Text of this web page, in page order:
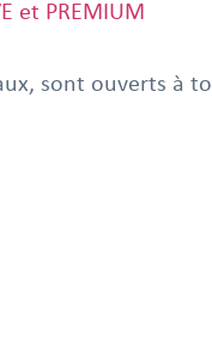
et PREMIUM
sont ouverts à